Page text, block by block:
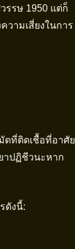
รรษ 1950 แต่ก็
วามเสี่ยงในการ
ดที่ติดเชื้อที่อาศัย
าปฏิชีวนะหาก
ดังนี้: